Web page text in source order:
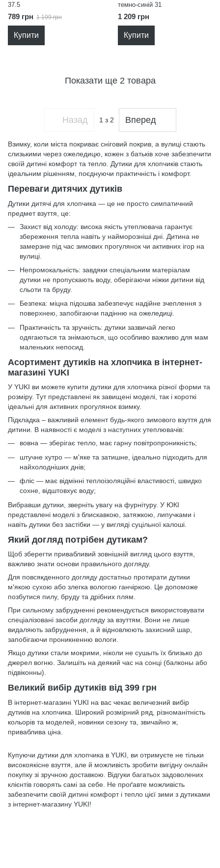
37.5
789 грн 1 199 грн
Купити
темно-синій 31
1 209 грн
Купити
Показати ще 2 товара
Назад 1 з 2 Вперед
Взимку, коли міста покриває сніговий покрив, а вулиці стають
слизькими через ожеледицю, кожен з батьків хоче забезпечити
своїй дитині комфорт та тепло. Дутики для хлопчиків стають
ідеальним рішенням, поєднуючи практичність і комфорт.
Переваги дитячих дутиків
Дутики дитячі для хлопчика — це не просто симпатичний
предмет взуття, це:
Захист від холоду: висока якість утеплювача гарантує
збереження тепла навіть у найморозніші дні. Дитина не
замерзне під час зимових прогулянок чи активних ігор на
вулиці.
Непромокальність: завдяки спеціальним матеріалам
дутики не пропускають воду, оберігаючи ніжки дитини від
сльоти та бруду.
Безпека: міцна підошва забезпечує надійне зчеплення з
поверхнею, запобігаючи падінню на ожеледиці.
Практичність та зручність: дутики зазвичай легко
одягаються та знімаються, що особливо важливо для мам
маленьких непосид.
Асортимент дутиків на хлопчика в інтернет-
магазині YUKI
У YUKI ви можете купити дутики для хлопчика різної форми та
розміру. Тут представлені як завищені моделі, так і короткі
ідеальні для активних прогулянок взимку.
Підкладка – важливий елемент будь-якого зимового взуття для
дитини. В наявності є моделі з наступних утеплювачів:
вовна — зберігає тепло, має гарну повітропроникність;
штучне хутро — м'яке та затишне, ідеально підходить для
найхолодніших днів;
фліс — має відмінні теплоізоляційні властивості, швидко
сохне, відштовхує воду;
Вибравши дутики, зверніть увагу на фурнітуру. У ЮКІ
представлені моделі з блискавкою, затяжкою, липучками і
навіть дутики без застібки — у вигляді суцільної калоші.
Який догляд потрібен дутикам?
Щоб зберегти привабливий зовнішній вигляд цього взуття,
важливо знати основи правильного догляду.
Для повсякденного догляду достатньо протирати дутики
м'якою сухою або злегка вологою ганчіркою. Це допоможе
позбутися пилу, бруду та дрібних плям.
При сильному забрудненні рекомендується використовувати
спеціалізовані засоби догляду за взуттям. Вони не лише
видаляють забруднення, а й відновлюють захисний шар,
запобігаючи проникненню вологи.
Якщо дутики стали мокрими, ніколи не сушыть їх близько до
джерел вогню. Залишіть на деякий час на сонці (балконы або
підвіконны).
Великий вибір дутиків від 399 грн
В інтернет-магазині YUKI на вас чекає величезний вибір
дутиків на хлопчика. Широкий розмірний ряд, різноманітність
кольорів та моделей, новинки сезону та, звичайно ж,
приваблива ціна.
Купуючи дутики для хлопчика в YUKI, ви отримуєте не тільки
високоякісне взуття, але й можливість зробити вигідну онлайн
покупку зі зручною доставкою. Відгуки багатьох задоволених
клієнтів говорять самі за себе. Не проґавте можливість
забезпечити своїй дитині комфорт і тепло цієї зими з дутиками
з інтернет-магазину YUKI!